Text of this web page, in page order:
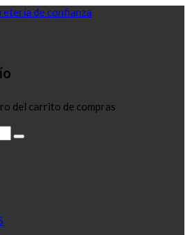
del carrito de compras